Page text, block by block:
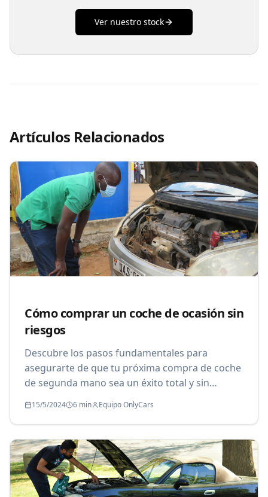
Ver nuestro stock
Artículos Relacionados
Cómo comprar un coche de ocasión sin
riesgos
Descubre los pasos fundamentales para
asegurarte de que tu próxima compra de coche
de segunda mano sea un éxito total y sin
15/5/2024 6 min Equipo OnlyCars